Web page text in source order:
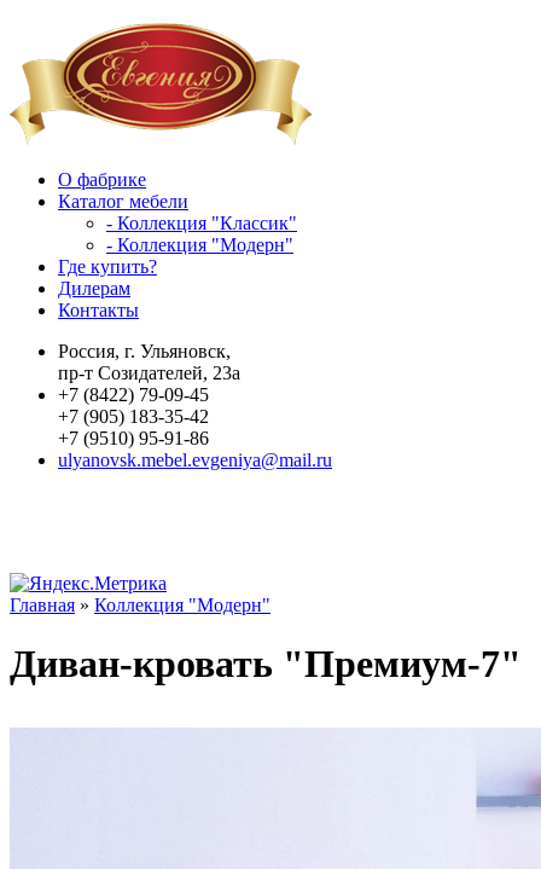
О фабрике
Каталог мебели
- Коллекция "Классик"
- Коллекция "Модерн"
Где купить?
Дилерам
Контакты
Россия, г. Ульяновск,
пр-т Созидателей, 23а
+7 (8422) 79-09-45
+7 (905) 183-35-42
+7 (9510) 95-91-86
ulyanovsk.mebel.evgeniya@mail.ru
Главная » Коллекция "Модерн"
Диван-кровать "Премиум-7"